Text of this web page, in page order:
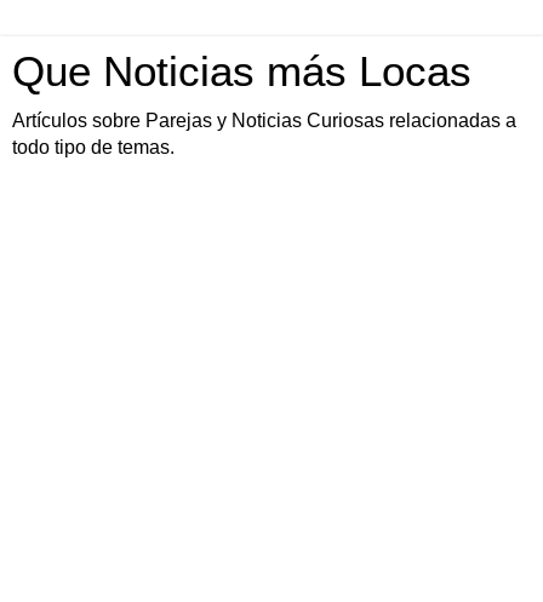
Que Noticias más Locas
Artículos sobre Parejas y Noticias Curiosas relacionadas a
todo tipo de temas.